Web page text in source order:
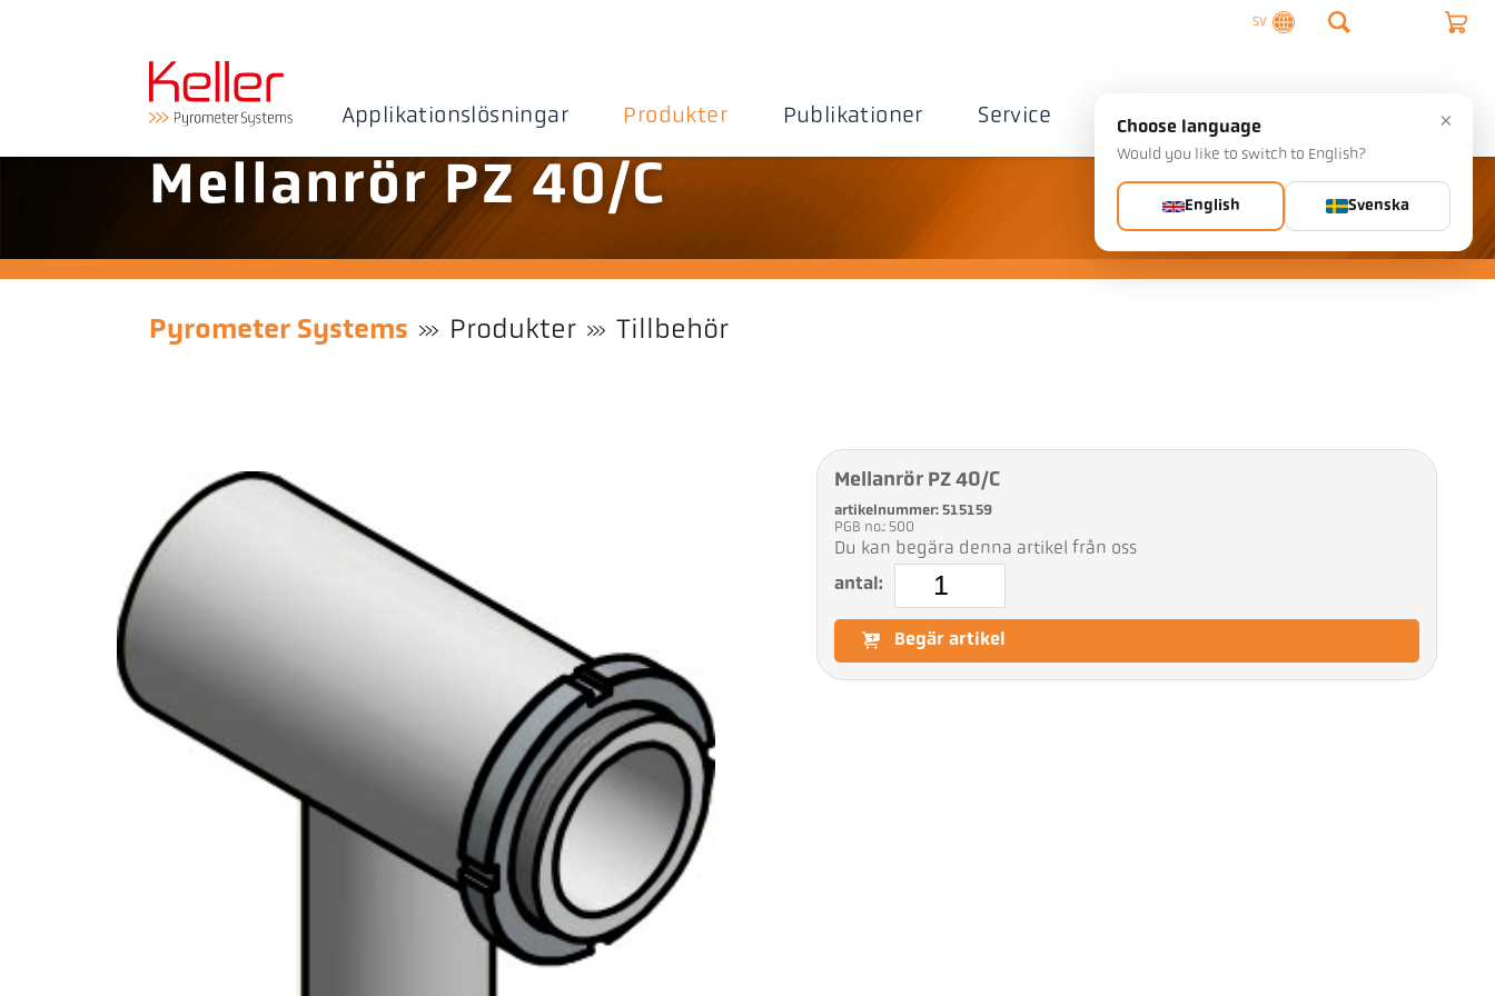
SV
Applikationslösningar Produkter Publikationer Service Företag Kontakta
Mellanrör PZ 40/C
Pyrometer Systems Produkter Tillbehör
Mellanrör PZ 40/C
artikelnummer: 515159
PGB no.: 500
Du kan begära denna artikel från oss
antal:
Begär artikel
×
Choose language
Would you like to switch to English?
English Svenska